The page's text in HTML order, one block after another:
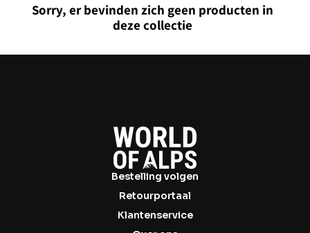
Sorry, er bevinden zich geen producten in
deze collectie
Bestelling volgen
Retourportaal
Klantenservice